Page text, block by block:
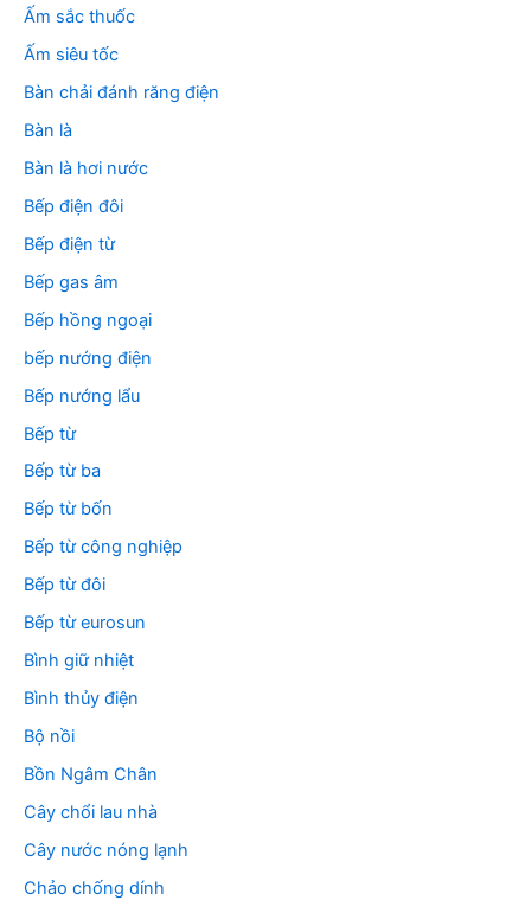
m
Ấm sắc thuốc
Ấm siêu tốc
Bàn chải đánh răng điện
Bàn là
Bàn là hơi nước
Bếp điện đôi
Bếp điện từ
Bếp gas âm
Bếp hồng ngoại
bếp nướng điện
Bếp nướng lẩu
Bếp từ
Bếp từ ba
Bếp từ bốn
Bếp từ công nghiệp
Bếp từ đôi
Bếp từ eurosun
Bình giữ nhiệt
Bình thủy điện
Bộ nồi
Bồn Ngâm Chân
Cây chổi lau nhà
Cây nước nóng lạnh
Chảo chống dính